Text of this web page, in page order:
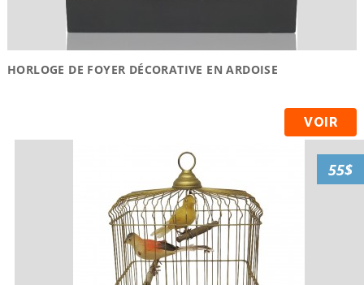
HORLOGE DE FOYER DÉCORATIVE EN ARDOISE
VOIR
55$